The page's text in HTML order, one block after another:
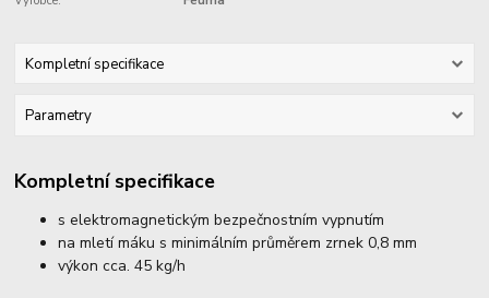
Kompletní specifikace
Parametry
Kompletní specifikace
s elektromagnetickým bezpečnostním vypnutím
na mletí máku s minimálním průměrem zrnek 0,8 mm
výkon cca. 45 kg/h